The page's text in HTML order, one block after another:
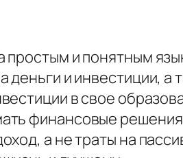
простым и понятным
деньги и инвестиции,
в свое
финансовые
а не траты на